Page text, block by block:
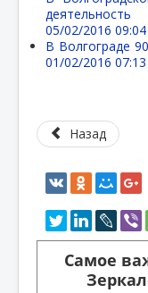
05/02/2016 09:04
В Волгограде
01/02/2016 07:13
Назад
Самое